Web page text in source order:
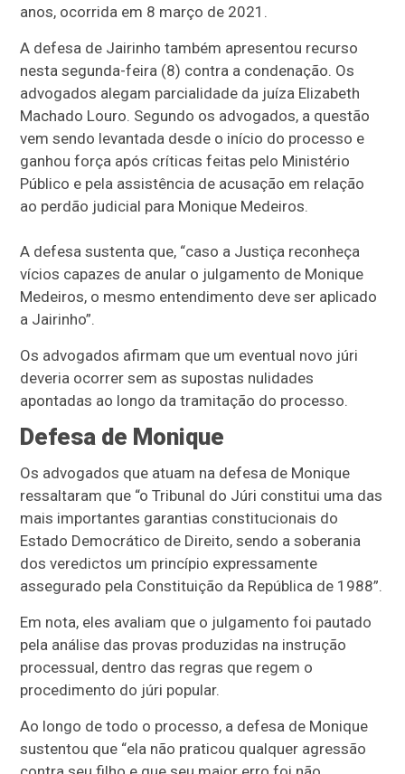
anos, ocorrida em 8 março de 2021.
A defesa de Jairinho também apresentou recurso
nesta segunda-feira (8) contra a condenação. Os
advogados alegam parcialidade da juíza Elizabeth
Machado Louro. Segundo os advogados, a questão
vem sendo levantada desde o início do processo e
ganhou força após críticas feitas pelo Ministério
Público e pela assistência de acusação em relação
ao perdão judicial para Monique Medeiros.
A defesa sustenta que, “caso a Justiça reconheça
vícios capazes de anular o julgamento de Monique
Medeiros, o mesmo entendimento deve ser aplicado
a Jairinho”.
Os advogados afirmam que um eventual novo júri
deveria ocorrer sem as supostas nulidades
apontadas ao longo da tramitação do processo.
Defesa de Monique
Os advogados que atuam na defesa de Monique
ressaltaram que “o Tribunal do Júri constitui uma das
mais importantes garantias constitucionais do
Estado Democrático de Direito, sendo a soberania
dos veredictos um princípio expressamente
assegurado pela Constituição da República de 1988”.
Em nota, eles avaliam que o julgamento foi pautado
pela análise das provas produzidas na instrução
processual, dentro das regras que regem o
procedimento do júri popular.
Ao longo de todo o processo, a defesa de Monique
sustentou que “ela não praticou qualquer agressão